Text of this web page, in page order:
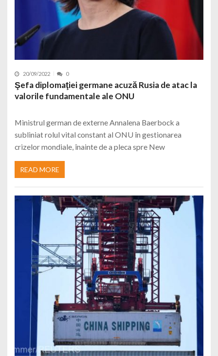
20/09/2022 0
Şefa diplomaţiei germane acuză Rusia de atac la
valorile fundamentale ale ONU
Ministrul german de externe Annalena Baerbock a
subliniat rolul vital constant al ONU în gestionarea
crizelor mondiale, înainte de a pleca spre New
READ MORE